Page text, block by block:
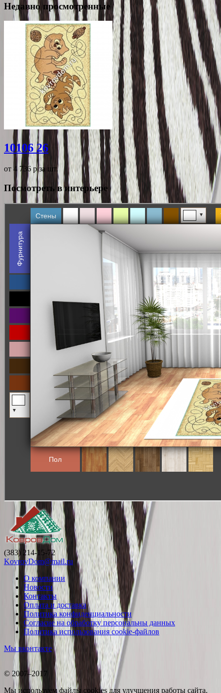
Недавно просмотренные
10106 26
от 4 736 pза шт.
Посмотреть в интерьере
(383) 214-15-72
KovrovDom@mail.ru
О компании
Новости
Контакты
Оплата и доставка
Политика конфиденциальности
Согласие на обработку персональны данных
Политика использования cookie-файлов
Мы вконтакте
© 2007–2017
Мы используем файлы cookies для улучшения работы сайта.